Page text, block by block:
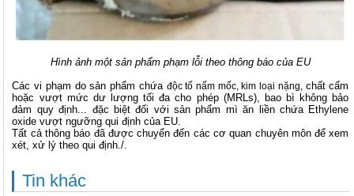
Hình ảnh một sản phẩm phạm lỗi theo thông báo của EU
Các vi phạm do sản phẩm chứa độc tố nấm mốc, kim loại nặng, chất cấm
hoặc vượt mức dư lượng tối đa cho phép (MRLs), bao bì không bảo
đảm quy định... đặc biệt đối với sản phẩm mì ăn liền chứa Ethylene
oxide vượt ngưỡng qui định của EU.
Tất cả thông báo đã được chuyển đến các cơ quan chuyên môn để xem
xét, xử lý theo qui định./.
Tin khác